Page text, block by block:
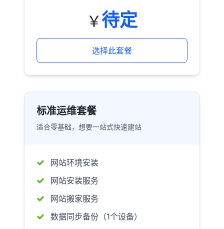
￥待定
选择此套餐
标准运维套餐
适合零基础，想要一站式快速建站
网站环境安装
网站安装服务
网站搬家服务
数据同步备份（1个设备）